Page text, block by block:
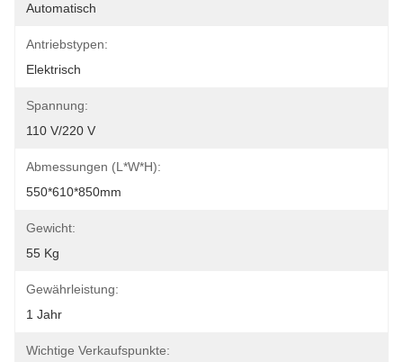
Automatisch
Antriebstypen:
Elektrisch
Spannung:
110 V/220 V
Abmessungen (L*W*H):
550*610*850mm
Gewicht:
55 Kg
Gewährleistung:
1 Jahr
Wichtige Verkaufspunkte: